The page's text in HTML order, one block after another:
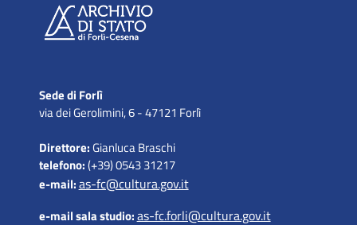
Sede di Forlì
via dei Gerolimini, 6 - 47121 Forlì
Direttore:Gianluca Braschi
telefono:(+39) 0543 31217
e-mail:as-fc@cultura.gov.it
e-mail sala studio:as-fc.forli@cultura.gov.it